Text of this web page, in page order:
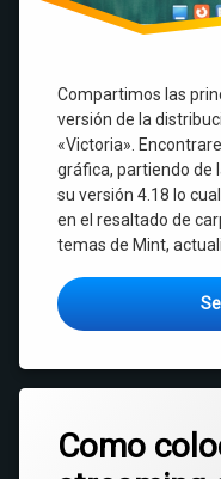
Compartimos las
versión de la
«Victoria».
gráfica, partiendo de
su versión 4.18 lo
en el resaltado de
temas de Mint,
Como
Gnome
un
comentario